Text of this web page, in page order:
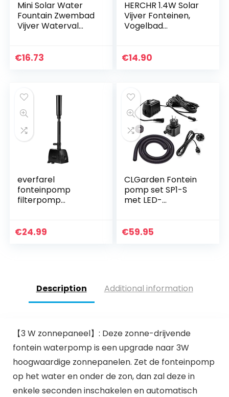
Mini Solar Water
Fountain Zwembad
Vijver Waterval
Buiten Vogelbad
€16.73
HERCHR 1.4W Solar
Vijver Fonteinen,
Vogelbad
Buitenshuis Tuin
€14.90
everfarel
fonteinpomp
filterpomp
1500/1000/800/300
€24.99
CLGarden Fontein
pomp set SP1-S
met LED-
waterspel
€59.95
Description Additional information
【3 W zonnepaneel】: Deze zonne-drijvende
fontein waterpomp is een upgrade naar 3W
hoogwaardige zonnepanelen. Zet de fonteinpomp
op het water en onder de zon, dan zal deze in
enkele seconden inschakelen en automatisch